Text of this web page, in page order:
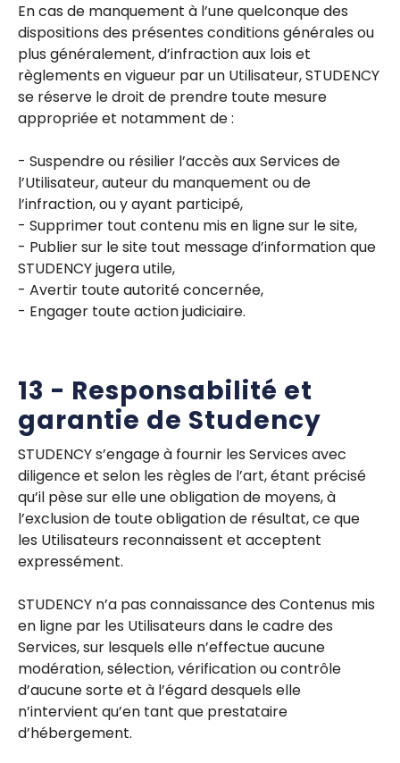
En cas de manquement à l’une quelconque des
dispositions des présentes conditions générales ou
plus généralement, d’infraction aux lois et
règlements en vigueur par un Utilisateur, STUDENCY
se réserve le droit de prendre toute mesure
appropriée et notamment de :
- Suspendre ou résilier l’accès aux Services de
l’Utilisateur, auteur du manquement ou de
l’infraction, ou y ayant participé,
- Supprimer tout contenu mis en ligne sur le site,
- Publier sur le site tout message d’information que
STUDENCY jugera utile,
- Avertir toute autorité concernée,
- Engager toute action judiciaire.
13 - Responsabilité et
garantie de Studency
STUDENCY s’engage à fournir les Services avec
diligence et selon les règles de l’art, étant précisé
qu’il pèse sur elle une obligation de moyens, à
l’exclusion de toute obligation de résultat, ce que
les Utilisateurs reconnaissent et acceptent
expressément.
STUDENCY n’a pas connaissance des Contenus mis
en ligne par les Utilisateurs dans le cadre des
Services, sur lesquels elle n’effectue aucune
modération, sélection, vérification ou contrôle
d’aucune sorte et à l’égard desquels elle
n’intervient qu’en tant que prestataire
d’hébergement.